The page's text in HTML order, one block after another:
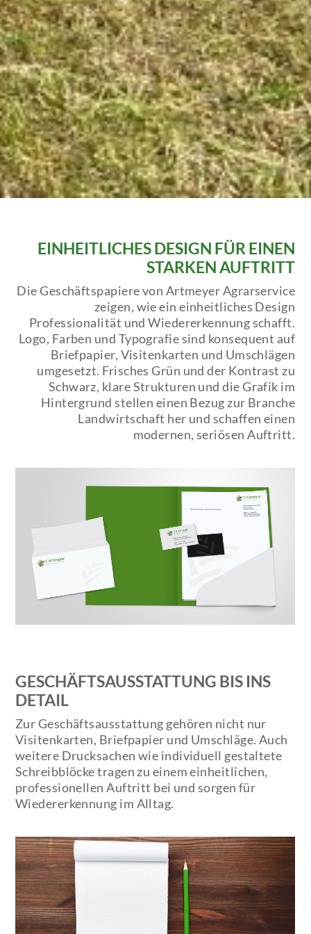
EINHEITLICHES DESIGN FÜR EINEN
STARKEN AUFTRITT
Die Geschäftspapiere von Artmeyer Agrarservice
zeigen, wie ein einheitliches Design
Professionalität und Wiedererkennung schafft.
Logo, Farben und Typografie sind konsequent auf
Briefpapier, Visitenkarten und Umschlägen
umgesetzt. Frisches Grün und der Kontrast zu
Schwarz, klare Strukturen und die Grafik im
Hintergrund stellen einen Bezug zur Branche
Landwirtschaft her und schaffen einen
modernen, seriösen Auftritt.
GESCHÄFTSAUSSTATTUNG BIS INS
DETAIL
Zur Geschäftsausstattung gehören nicht nur
Visitenkarten, Briefpapier und Umschläge. Auch
weitere Drucksachen wie individuell gestaltete
Schreibblöcke tragen zu einem einheitlichen,
professionellen Auftritt bei und sorgen für
Wiedererkennung im Alltag.